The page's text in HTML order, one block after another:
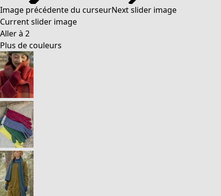
Image précédente du curseurNext slider image
Current slider image
Aller à 2
Plus de couleurs